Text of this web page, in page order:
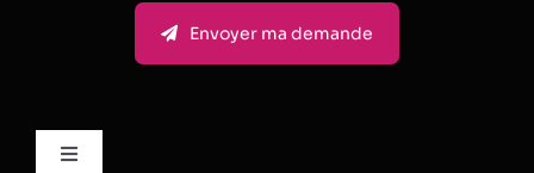
Envoyer ma demande
Toggle